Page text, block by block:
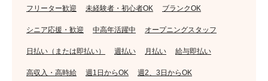
フリーター歓迎 未経験者・初心者OK ブランクOK
シニア応援・歓迎 中高年活躍中 オープニングスタッフ
日払い（または即払い） 週払い 月払い 給与即払い
高収入・高時給 週1日からOK 週2、3日からOK